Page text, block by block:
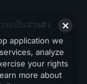
ามเป็นส่วนตัว
application we
analyze
your rights
more about